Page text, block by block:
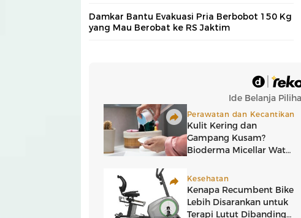
Damkar Bantu Evakuasi Pria Berbobot 150 Kg
yang Mau Berobat ke RS Jaktim